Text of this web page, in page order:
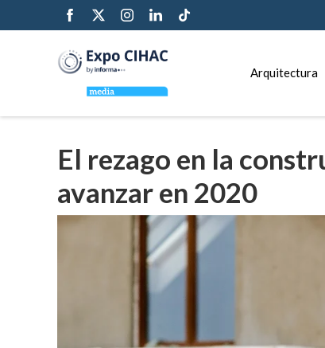
Arquitectura
El rezago en la
avanzar en 2020